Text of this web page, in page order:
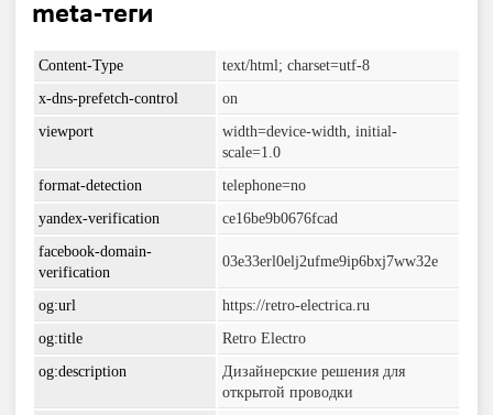
meta-теги
Content-Type
text/html; charset=utf-8
x-dns-prefetch-control
on
viewport
width=device-width, initial-
scale=1.0
format-detection
telephone=no
yandex-verification
ce16be9b0676fcad
facebook-domain-
verification
03e33erl0elj2ufme9ip6bxj7ww32e
og:url
https://retro-electrica.ru
og:title
Retro Electro
og:description
Дизайнерские решения для
открытой проводки